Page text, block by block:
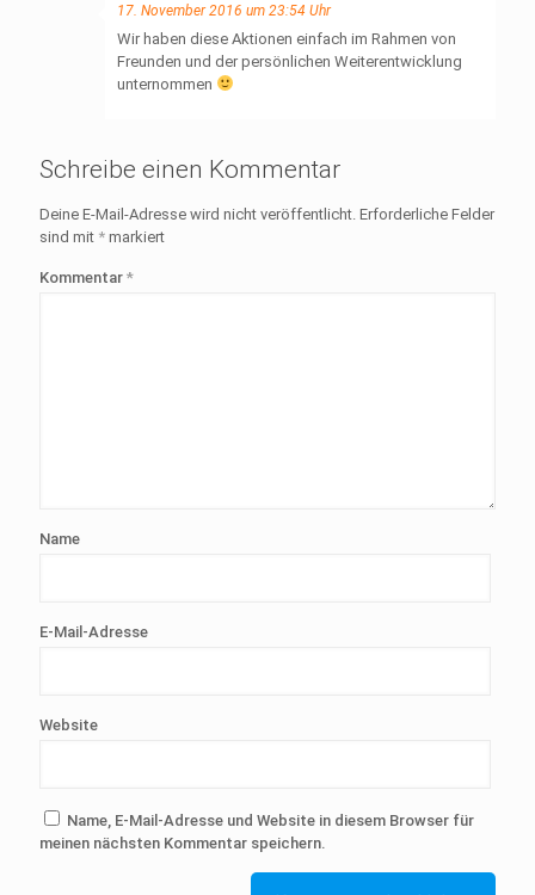
17. November 2016 um 23:54 Uhr
Wir haben diese Aktionen einfach im Rahmen von
Freunden und der persönlichen Weiterentwicklung
unternommen
Schreibe einen Kommentar
Deine E-Mail-Adresse wird nicht veröffentlicht. Erforderliche Felder
sind mit * markiert
Kommentar *
Name
E-Mail-Adresse
Website
Name, E-Mail-Adresse und Website in diesem Browser für
meinen nächsten Kommentar speichern.